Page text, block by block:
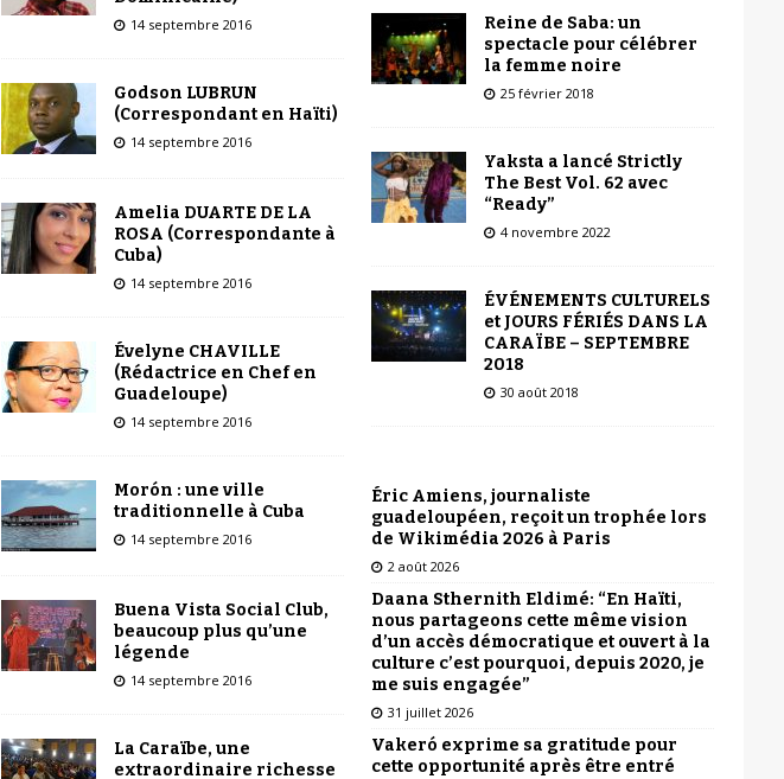
14 septembre 2016
Godson LUBRUN
(Correspondant en Haïti)
14 septembre 2016
Amelia DUARTE DE LA
ROSA (Correspondante à
Cuba)
14 septembre 2016
Évelyne CHAVILLE
(Rédactrice en Chef en
Guadeloupe)
14 septembre 2016
Morón : une ville
traditionnelle à Cuba
14 septembre 2016
Buena Vista Social Club,
beaucoup plus qu’une
légende
14 septembre 2016
La Caraïbe, une
extraordinaire richesse
Reine de Saba: un
spectacle pour célébrer
la femme noire
25 février 2018
Yaksta a lancé Strictly
The Best Vol. 62 avec
“Ready”
4 novembre 2022
ÉVÉNEMENTS CULTURELS
et JOURS FÉRIÉS DANS LA
CARAÏBE – SEPTEMBRE
2018
30 août 2018
Éric Amiens, journaliste
guadeloupéen, reçoit un trophée lors
de Wikimédia 2026 à Paris
2 août 2026
Daana Sthernith Eldimé: “En Haïti,
nous partageons cette même vision
d’un accès démocratique et ouvert à la
culture c’est pourquoi, depuis 2020, je
me suis engagée”
31 juillet 2026
Vakeró exprime sa gratitude pour
cette opportunité après être entré